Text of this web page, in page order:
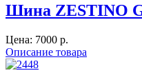
Шина ZESTINO
Цена: 7000 p.
Описание товара